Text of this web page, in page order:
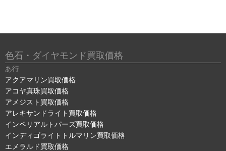
色石・ダイヤモンド買取価格
あ行
アクアマリン買取価格
アコヤ真珠買取価格
アメジスト買取価格
アレキサンドライト買取価格
インペリアルトパーズ買取価格
インディゴライトトルマリン買取価格
エメラルド買取価格